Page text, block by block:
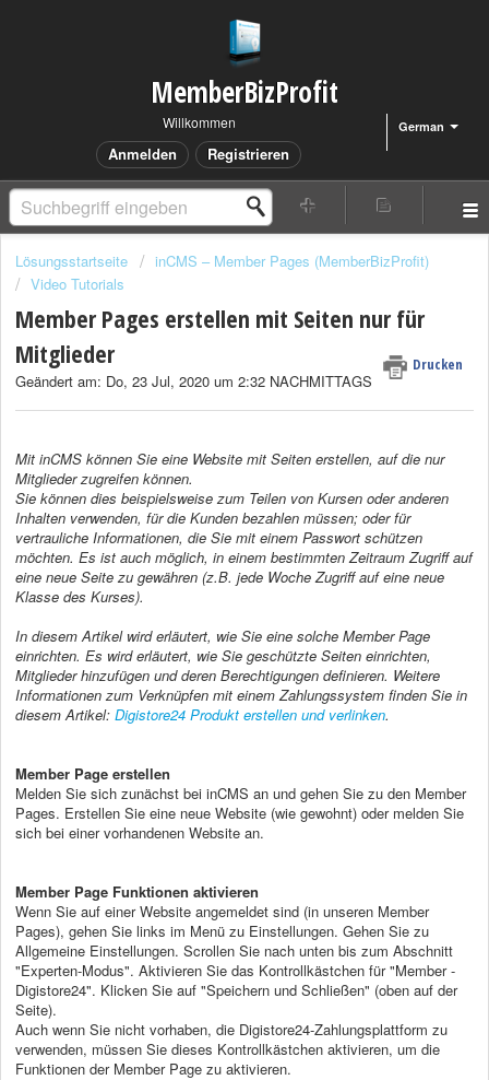
MemberBizProfit
German
Willkommen
Anmelden Registrieren
Lösungsstartseite
inCMS – Member Pages (MemberBizProfit)
Video Tutorials
Member Pages erstellen mit Seiten nur für
Mitglieder
Drucken
Geändert am: Do, 23 Jul, 2020 um 2:32 NACHMITTAGS
Mit inCMS können Sie eine Website mit Seiten erstellen, auf die nur
Mitglieder zugreifen können.
Sie können dies beispielsweise zum Teilen von Kursen oder anderen
Inhalten verwenden, für die Kunden bezahlen müssen; oder für
vertrauliche Informationen, die Sie mit einem Passwort schützen
möchten. Es ist auch möglich, in einem bestimmten Zeitraum Zugriff auf
eine neue Seite zu gewähren (z.B. jede Woche Zugriff auf eine neue
Klasse des Kurses).
In diesem Artikel wird erläutert, wie Sie eine solche Member Page
einrichten. Es wird erläutert, wie Sie geschützte Seiten einrichten,
Mitglieder hinzufügen und deren Berechtigungen definieren. Weitere
Informationen zum Verknüpfen mit einem Zahlungssystem finden Sie in
diesem Artikel: Digistore24 Produkt erstellen und verlinken.
Member Page erstellen
Melden Sie sich zunächst bei inCMS an und gehen Sie zu den Member
Pages. Erstellen Sie eine neue Website (wie gewohnt) oder melden Sie
sich bei einer vorhandenen Website an.
Member Page Funktionen aktivieren
Wenn Sie auf einer Website angemeldet sind (in unseren Member
Pages), gehen Sie links im Menü zu Einstellungen. Gehen Sie zu
Allgemeine Einstellungen. Scrollen Sie nach unten bis zum Abschnitt
"Experten-Modus". Aktivieren Sie das Kontrollkästchen für "Member -
Digistore24". Klicken Sie auf "Speichern und Schließen" (oben auf der
Seite).
Auch wenn Sie nicht vorhaben, die Digistore24-Zahlungsplattform zu
verwenden, müssen Sie dieses Kontrollkästchen aktivieren, um die
Funktionen der Member Page zu aktivieren.